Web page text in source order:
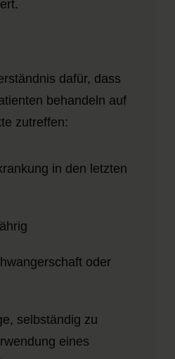
dafür, dass
behandeln auf
zutreffen:
in den letzten
oder
selbständig zu
eines